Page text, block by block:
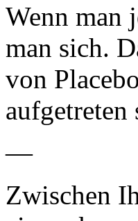
Wenn man
man sich.
von
aufgetreten
—
Zwischen